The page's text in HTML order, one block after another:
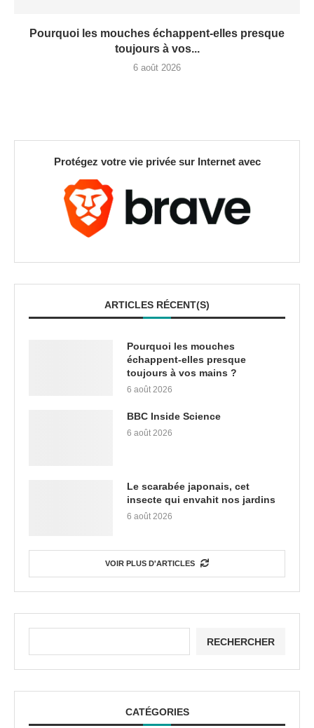
Pourquoi les mouches échappent-elles presque
toujours à vos...
6 août 2026
Protégez votre vie privée sur Internet avec
ARTICLES RÉCENT(S)
Pourquoi les mouches
échappent-elles presque
toujours à vos mains ?
6 août 2026
BBC Inside Science
6 août 2026
Le scarabée japonais, cet
insecte qui envahit nos jardins
6 août 2026
VOIR PLUS D'ARTICLES
RECHERCHER
CATÉGORIES